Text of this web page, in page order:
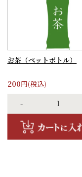
お茶（ペットボトル）
200円(税込)
-